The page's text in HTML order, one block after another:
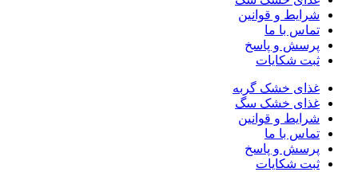
شرایط و قوانین
تماس با ما
پرسش و پاسخ
ثبت شکایات
غذای خشک گربه
غذای خشک سگ
شرایط و قوانین
تماس با ما
پرسش و پاسخ
ثبت شکایات